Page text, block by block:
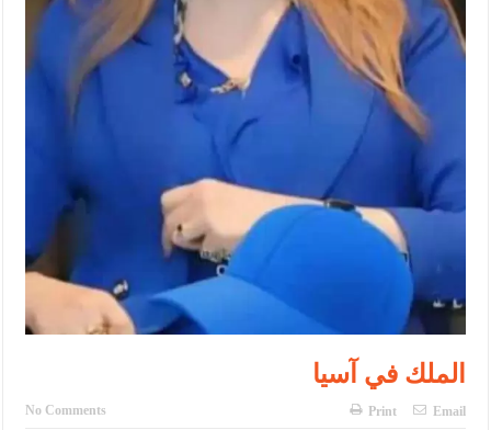
الملك يتلقى اتصالا هاتفيا من العاهل البحريني
القاضي محمود أحمد فريحات.. مبارك ومزيدا من التوفيق
الملك في آسيا
No Comments Print Email